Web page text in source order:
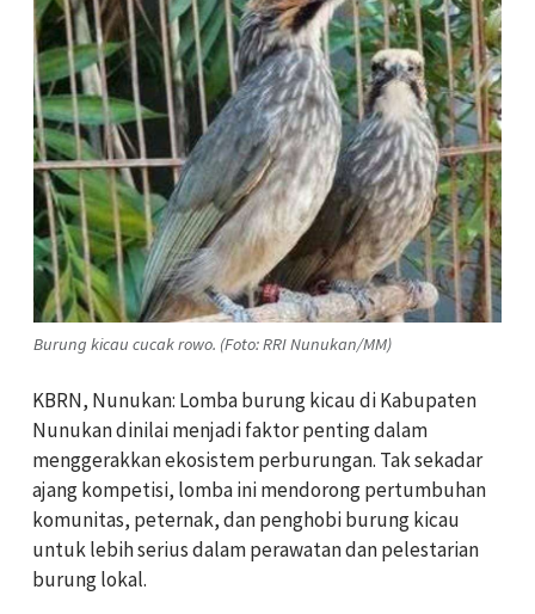
Burung kicau cucak rowo. (Foto: RRI Nunukan/MM)
KBRN, Nunukan: Lomba burung kicau di Kabupaten
Nunukan dinilai menjadi faktor penting dalam
menggerakkan ekosistem perburungan. Tak sekadar
ajang kompetisi, lomba ini mendorong pertumbuhan
komunitas, peternak, dan penghobi burung kicau
untuk lebih serius dalam perawatan dan pelestarian
burung lokal.